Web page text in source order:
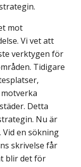
mot
Vi vet att
verktygen för
Tidigare
Detta
Nu är
en sökning
skrivelse får
blir det för